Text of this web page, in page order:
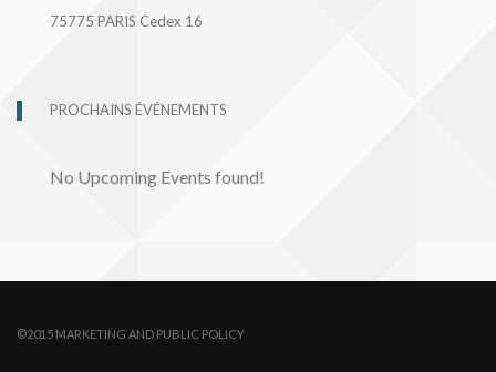
75775 PARIS Cedex 16
PROCHAINS ÉVÉNEMENTS
No Upcoming Events found!
©2015 MARKETING AND PUBLIC POLICY